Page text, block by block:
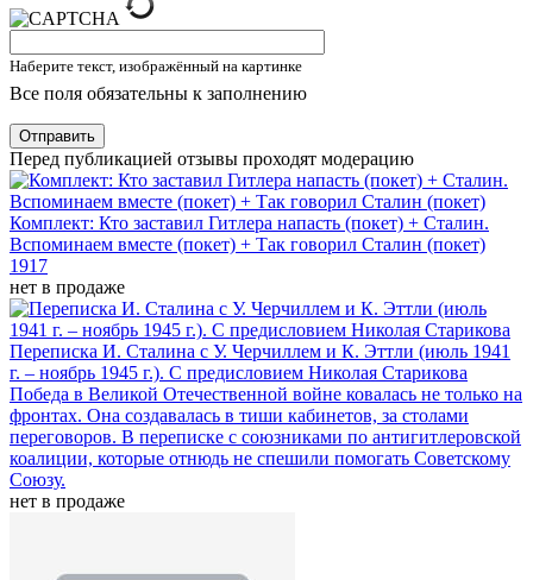
Наберите текст, изображённый на картинке
Все поля обязательны к заполнению
Отправить
Перед публикацией отзывы проходят модерацию
Комплект: Кто заставил Гитлера напасть (покет) + Сталин.
Вспоминаем вместе (покет) + Так говорил Сталин (покет)
1917
нет в продаже
Переписка И. Сталина с У. Черчиллем и К. Эттли (июль 1941
г. – ноябрь 1945 г.). С предисловием Николая Старикова
Победа в Великой Отечественной войне ковалась не только на
фронтах. Она создавалась в тиши кабинетов, за столами
переговоров. В переписке с союзниками по антигитлеровской
коалиции, которые отнюдь не спешили помогать Советскому
Союзу.
нет в продаже